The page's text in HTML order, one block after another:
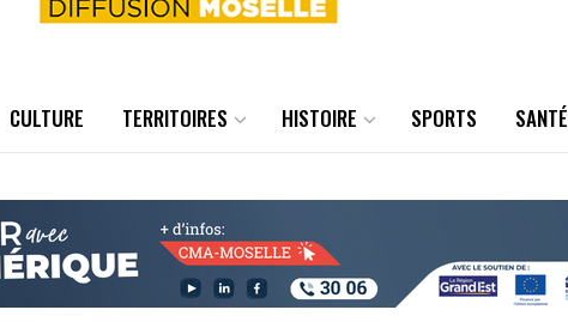
CULTURE TERRITOIRES HISTOIRE SPORTS SANTÉ